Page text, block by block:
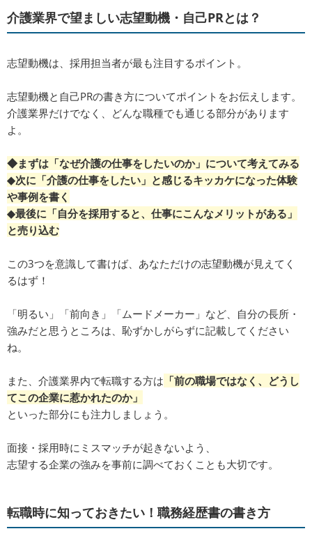
介護業界で望ましい志望動機・自己PRとは？
志望動機は、採用担当者が最も注目するポイント。
志望動機と自己PRの書き方についてポイントをお伝えします。
介護業界だけでなく、どんな職種でも通じる部分があります
よ。
◆まずは「なぜ介護の仕事をしたいのか」について考えてみる
◆次に「介護の仕事をしたい」と感じるキッカケになった体験
や事例を書く
◆最後に「自分を採用すると、仕事にこんなメリットがある」
と売り込む
この3つを意識して書けば、あなただけの志望動機が見えてく
るはず！
「明るい」「前向き」「ムードメーカー」など、自分の長所・
強みだと思うところは、恥ずかしがらずに記載してください
ね。
また、介護業界内で転職する方は 「前の職場ではなく、どうし
てこの企業に惹かれたのか」
といった部分にも注力しましょう。
面接・採用時にミスマッチが起きないよう、
志望する企業の強みを事前に調べておくことも大切です。
転職時に知っておきたい！職務経歴書の書き方